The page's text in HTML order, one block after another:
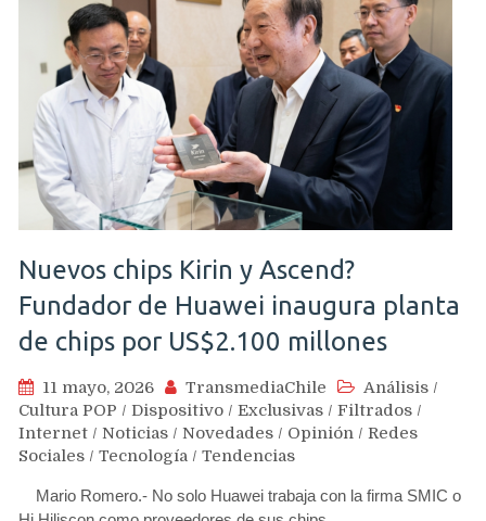
Nuevos chips Kirin y Ascend?
Fundador de Huawei inaugura planta
de chips por US$2.100 millones
11 mayo, 2026 TransmediaChile Análisis /
Cultura POP / Dispositivo / Exclusivas / Filtrados /
Internet / Noticias / Novedades / Opinión / Redes
Sociales / Tecnología / Tendencias
Mario Romero.- No solo Huawei trabaja con la firma SMIC o